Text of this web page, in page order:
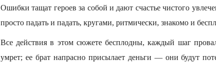
Ошибки тащат героев за собой и дают счастье чистого
просто падать и падать, кругами, ритмически, знакомо и
Все действия в этом сюжете бесплодны, каждый шаг
умрет; ее брат напрасно присылает деньги — они будут